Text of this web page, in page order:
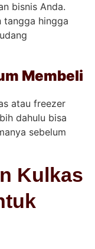
bisnis Anda.
tangga hingga
Membeli
atau freezer
dahulu bisa
sebelum
Kulkas